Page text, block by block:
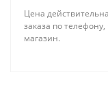
Цена
заказа по
магазин.